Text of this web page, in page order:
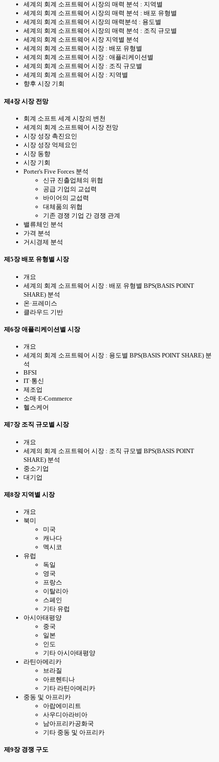
세계의 회계 소프트웨어 시장의 매력 분석 : 지역별
세계의 회계 소프트웨어 시장의 매력 분석 : 배포 유형별
세계의 회계 소프트웨어 시장의 매력분석 : 용도별
세계의 회계 소프트웨어 시장의 매력 분석 : 조직 규모별
세계의 회계 소프트웨어 시장 지역별 분석
세계의 회계 소프트웨어 시장 : 배포 유형별
세계의 회계 소프트웨어 시장 : 애플리케이션별
세계의 회계 소프트웨어 시장 : 조직 규모별
세계의 회계 소프트웨어 시장 : 지역별
향후 시장 기회
제4장 시장 전망
회계 소프트 세계 시장의 변천
세계의 회계 소프트웨어 시장 전망
시장 성장 촉진요인
시장 성장 억제요인
시장 동향
시장 기회
Porter's Five Forces 분석
신규 진출업체의 위협
공급 기업의 교섭력
바이어의 교섭력
대체품의 위협
기존 경쟁 기업 간 경쟁 관계
밸류체인 분석
가격 분석
거시경제 분석
제5장 배포 유형별 시장
개요
세계의 회계 소프트웨어 시장 : 배포 유형별 BPS(BASIS POINT
SHARE) 분석
온·프레미스
클라우드 기반
제6장 애플리케이션별 시장
개요
세계의 회계 소프트웨어 시장 : 용도별 BPS(BASIS POINT SHARE) 분
석
BFSI
IT·통신
제조업
소매·E-Commerce
헬스케어
제7장 조직 규모별 시장
개요
세계의 회계 소프트웨어 시장 : 조직 규모별 BPS(BASIS POINT
SHARE) 분석
중소기업
대기업
제8장 지역별 시장
개요
북미
미국
캐나다
멕시코
유럽
독일
영국
프랑스
이탈리아
스페인
기타 유럽
아시아태평양
중국
일본
인도
기타 아시아태평양
라틴아메리카
브라질
아르헨티나
기타 라틴아메리카
중동 및 아프리카
아랍에미리트
사우디아라비아
남아프리카공화국
기타 중동 및 아프리카
제9장 경쟁 구도